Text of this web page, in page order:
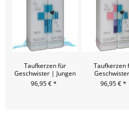
Taufkerzen für
Geschwister | Jungen
96,95 € *
Taufkerzen
Mädchen-
96,95 € *